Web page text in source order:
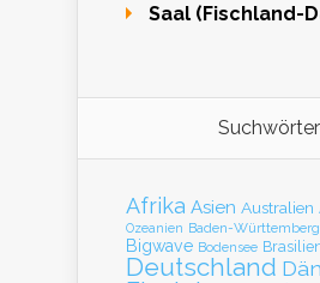
Saal (Fischland-
Suchwörter
Afrika Asien Australien
Ozeanien Baden-Württemberg
Bigwave Bodensee
Deutschland